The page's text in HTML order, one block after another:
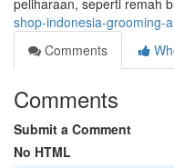
peliharaan, seperti remah
shop-indonesia-grooming-
Comments
Comments
Submit a Comment
No HTML